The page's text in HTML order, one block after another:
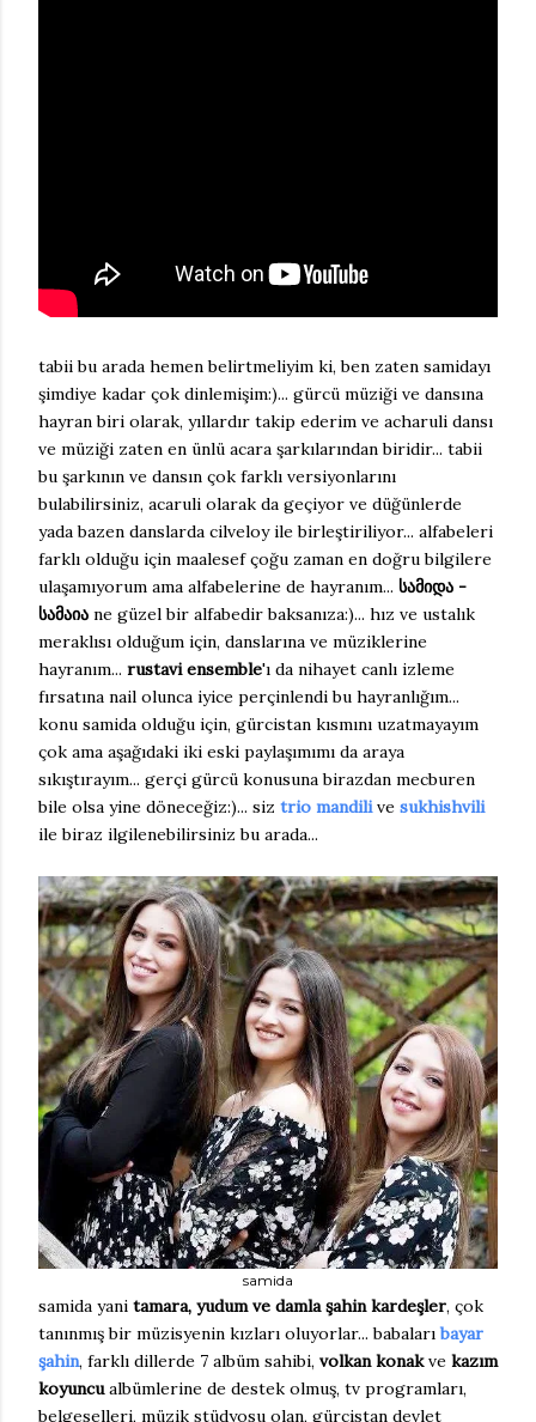
tabii bu arada hemen belirtmeliyim ki, ben zaten samidayı
şimdiye kadar çok dinlemişim:)... gürcü müziği ve dansına
hayran biri olarak, yıllardır takip ederim ve acharuli dansı
ve müziği zaten en ünlü acara şarkılarından biridir... tabii
bu şarkının ve dansın çok farklı versiyonlarını
bulabilirsiniz, acaruli olarak da geçiyor ve düğünlerde
yada bazen danslarda cilveloy ile birleştiriliyor... alfabeleri
farklı olduğu için maalesef çoğu zaman en doğru bilgilere
ulaşamıyorum ama alfabelerine de hayranım... სამიდა -
სამაია ne güzel bir alfabedir baksanıza:)... hız ve ustalık
meraklısı olduğum için, danslarına ve müziklerine
hayranım... rustavi ensemble'ı da nihayet canlı izleme
fırsatına nail olunca iyice perçinlendi bu hayranlığım...
konu samida olduğu için, gürcistan kısmını uzatmayayım
çok ama aşağıdaki iki eski paylaşımımı da araya
sıkıştırayım... gerçi gürcü konusuna birazdan mecburen
bile olsa yine döneceğiz:)... siz trio mandilive sukhishvili
ile biraz ilgilenebilirsiniz bu arada...
samida
samida yani tamara, yudum ve damla şahin kardeşler, çok
tanınmış bir müzisyenin kızları oluyorlar... babalarıbayar
şahin, farklı dillerde 7 albüm sahibi, volkan konakve kazım
koyuncualbümlerine de destek olmuş, tv programları,
belgeselleri, müzik stüdyosu olan, gürcistan devlet